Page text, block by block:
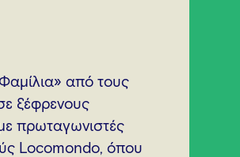
από τους
ξέφρενους
πρωταγωνιστές
Locomondο, όπου